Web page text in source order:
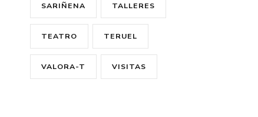
SARIÑENA TALLERES
TEATRO TERUEL
VALORA-T VISITAS